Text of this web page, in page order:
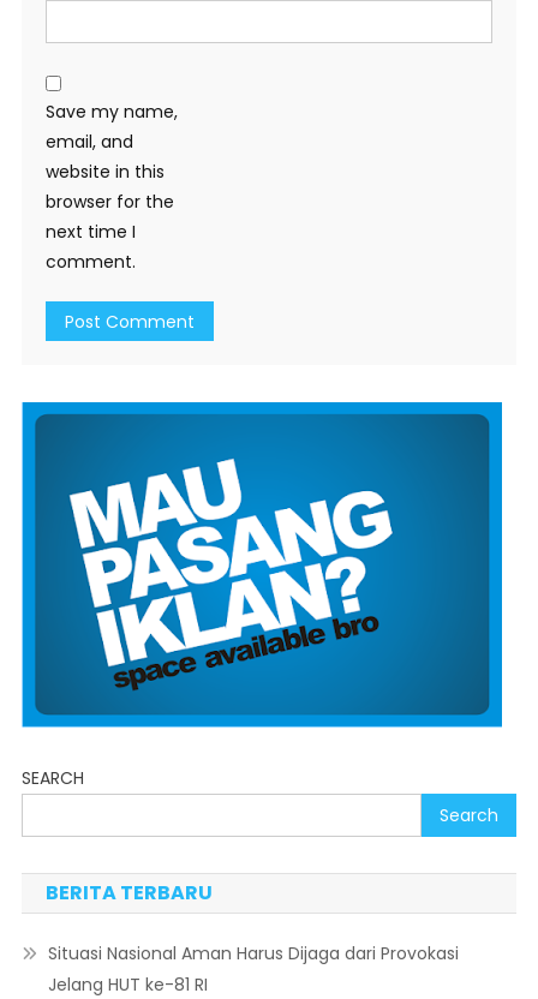
Save my name,
email, and
website in this
browser for the
next time I
comment.
SEARCH
Search
BERITA TERBARU
Situasi Nasional Aman Harus Dijaga dari Provokasi
Jelang HUT ke-81 RI